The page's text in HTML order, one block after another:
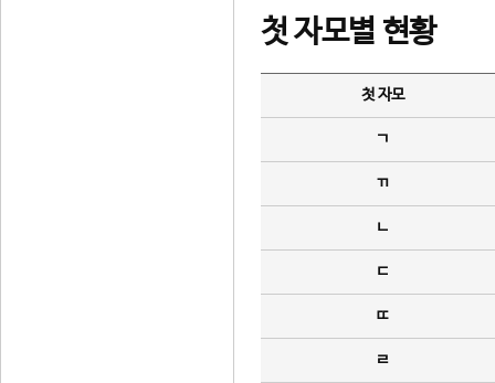
첫 자모별 현황
첫 자모
ㄱ
ㄲ
ㄴ
ㄷ
ㄸ
ㄹ